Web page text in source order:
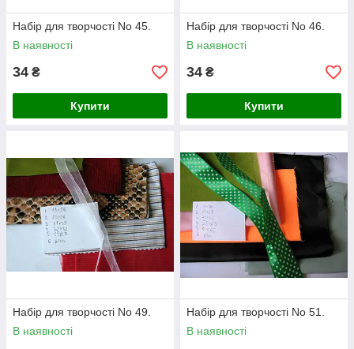
Набір для творчості No 45.
В наявності
34 ₴
Купити
Набір для творчості No 46.
В наявності
34 ₴
Купити
Набір для творчості No 49.
В наявності
Набір для творчості No 51.
В наявності